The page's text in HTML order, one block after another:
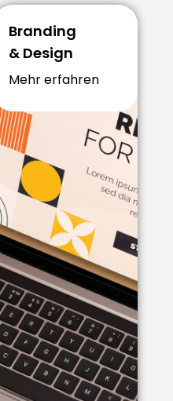
Branding
& Design
Mehr erfahren